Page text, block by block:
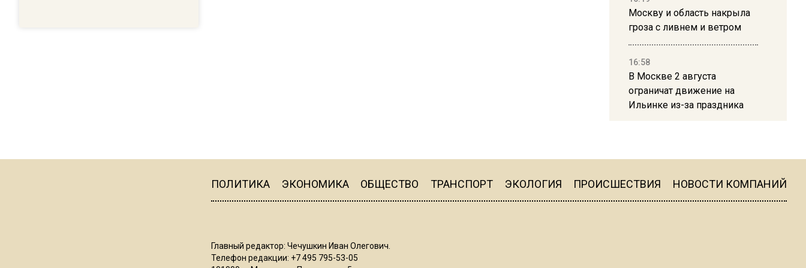
Москву и область накрыла
гроза с ливнем и ветром
16:58
В Москве 2 августа
ограничат движение на
Ильинке из-за праздника
Telegram после обвинений
ПОЛИТИКА ЭКОНОМИКА ОБЩЕСТВО ТРАНСПОРТ ЭКОЛОГИЯ ПРОИСШЕСТВИЯ НОВОСТИ КОМПАНИЙ
Главный редактор: Чечушкин Иван Олегович.
Телефон редакции: +7 495 795-53-05